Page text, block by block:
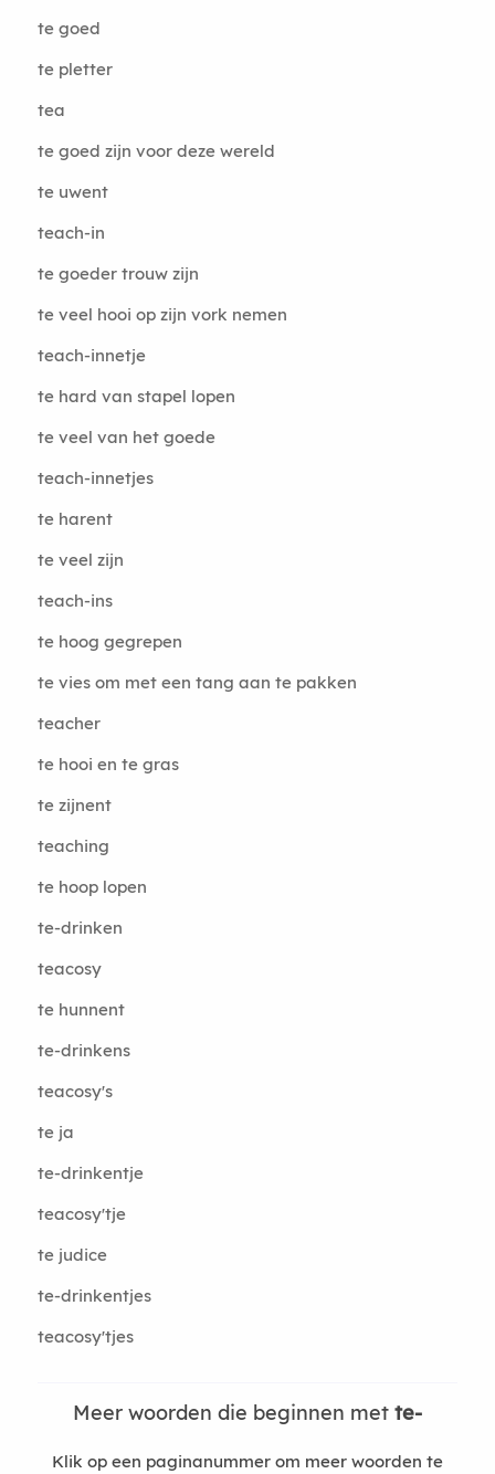
te goed
te pletter
tea
te goed zijn voor deze wereld
te uwent
teach-in
te goeder trouw zijn
te veel hooi op zijn vork nemen
teach-innetje
te hard van stapel lopen
te veel van het goede
teach-innetjes
te harent
te veel zijn
teach-ins
te hoog gegrepen
te vies om met een tang aan te pakken
teacher
te hooi en te gras
te zijnent
teaching
te hoop lopen
te-drinken
teacosy
te hunnent
te-drinkens
teacosy's
te ja
te-drinkentje
teacosy'tje
te judice
te-drinkentjes
teacosy'tjes
Meer woorden die beginnen met te-
Klik op een paginanummer om meer woorden te